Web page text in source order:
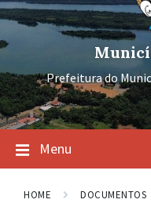
Prefeitura do
Menu
HOME DOCUMENTOS